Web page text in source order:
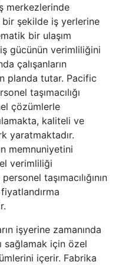
merkezlerinde
bir şekilde iş yerlerine
bir ulaşım
gücünün verimliliğini
çalışanların
planda tutar. Pacific
taşımacılığı
çözümlerle
kaliteli ve
yaratmaktadır.
memnuniyetini
verimliliği
taşımacılığının
işyerine zamanında
sağlamak için özel
içerir. Fabrika